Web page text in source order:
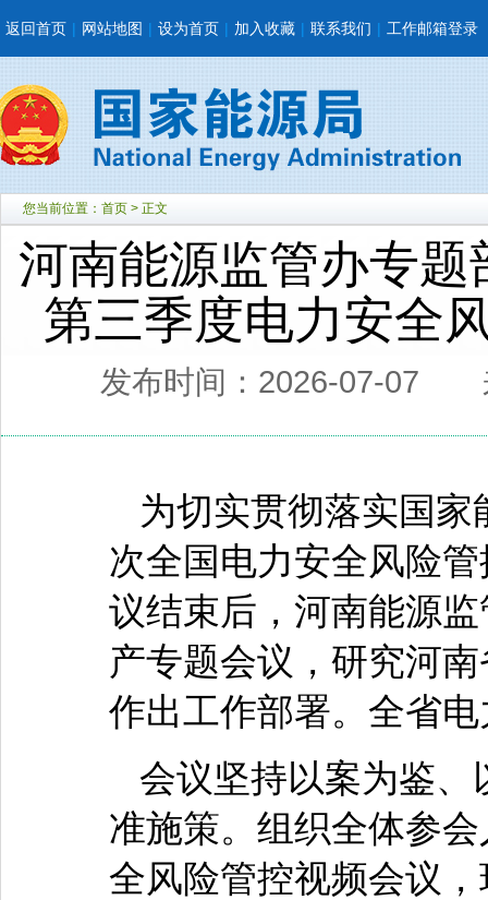
返回首页 | 网站地图 | 设为首页 | 加入收藏 | 联系我们 | 工作邮箱登录
您当前位置： 首页 > 正文
河南能源监管办专题
第三季度电力安全
发布时间：2026-07-07
为切实贯彻落实国
次全国电力安全风险
议结束后，河南能源
产专题会议，研究河
作出工作部署。全省
会议坚持以案为鉴
准施策。组织全体参
全风险管控视频会议